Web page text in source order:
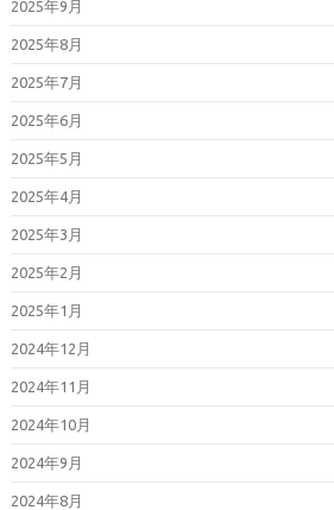
2025年9月
2025年8月
2025年7月
2025年6月
2025年5月
2025年4月
2025年3月
2025年2月
2025年1月
2024年12月
2024年11月
2024年10月
2024年9月
2024年8月